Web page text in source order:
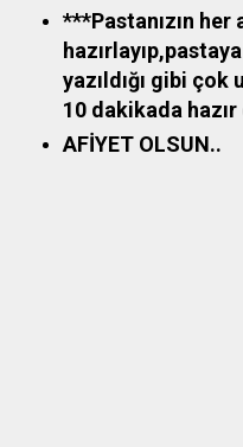
***Pastanızın her
yazıldığı gibi çok
10 dakikada hazır
AFİYET OLSUN..